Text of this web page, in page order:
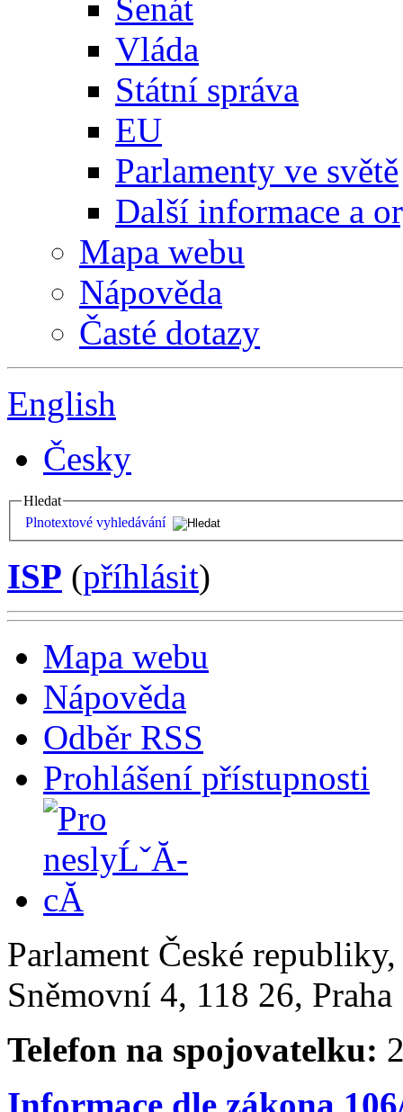
Senát
Vláda
Státní správa
EU
Parlamenty ve světě
Další informace a
Mapa webu
Nápověda
Časté dotazy
English
Česky
Hledat
Plnotextové vyhledávání
ISP (příhlásit)
Mapa webu
Nápověda
Odběr RSS
Prohlášení přístupnosti
Parlament České
Sněmovní 4, 118 26,
Telefon na spojovatelku:
Informace dle zákona